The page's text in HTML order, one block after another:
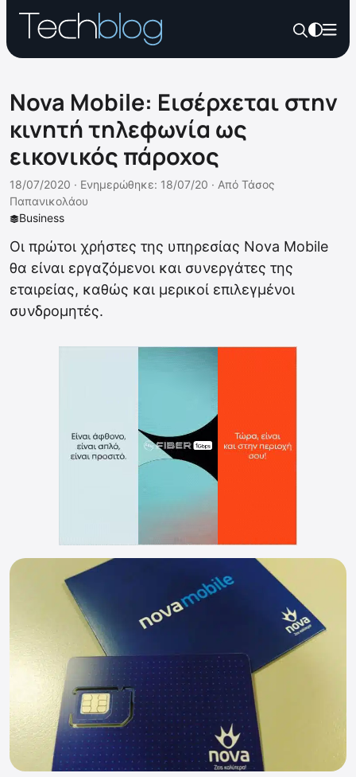
Nova Mobile: Εισέρχεται στην
κινητή τηλεφωνία ως
εικονικός πάροχος
Business
18/07/2020 · Ενημερώθηκε: 18/07/20 · Από Τάσος
Παπανικολάου
Οι πρώτοι χρήστες της υπηρεσίας Nova Mobile
θα είναι εργαζόμενοι και συνεργάτες της
εταιρείας, καθώς και μερικοί επιλεγμένοι
συνδρομητές.